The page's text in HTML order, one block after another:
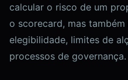
calcular o risco de um
o scorecard, mas
elegibilidade, limites de
processos de governança.